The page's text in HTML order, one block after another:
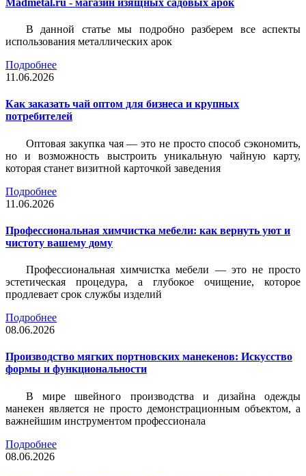
В данной статье мы подробно разберем все аспекты
использования металлических арок
Подробнее
11.06.2026
Как заказать чай оптом для бизнеса и крупных
потребителей
Оптовая закупка чая — это не просто способ сэкономить,
но и возможность выстроить уникальную чайную карту,
которая станет визитной карточкой заведения
Подробнее
11.06.2026
Профессиональная химчистка мебели: как вернуть уют и
чистоту вашему дому
Профессиональная химчистка мебели — это не просто
эстетическая процедура, а глубокое очищение, которое
продлевает срок службы изделий
Подробнее
08.06.2026
Производство мягких портновских манекенов: Искусство
формы и функциональности
В мире швейного производства и дизайна одежды
манекен является не просто демонстрационным объектом, а
важнейшим инструментом профессионала
Подробнее
08.06.2026